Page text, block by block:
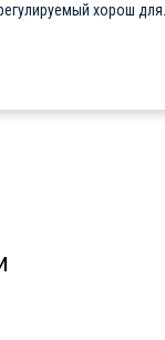
хорош для...